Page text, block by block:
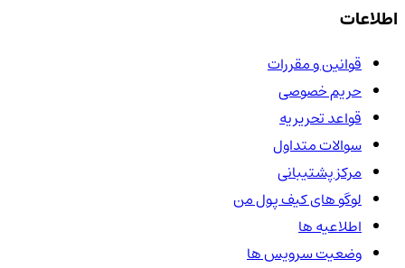
اطلاعات
قوانین و مقررات
حریم خصوصی
قواعد تحریریه
سوالات متداول
مرکز پشتیبانی
لوگو های کیف پول من
اطلاعیه ها
وضعیت سرویس ها